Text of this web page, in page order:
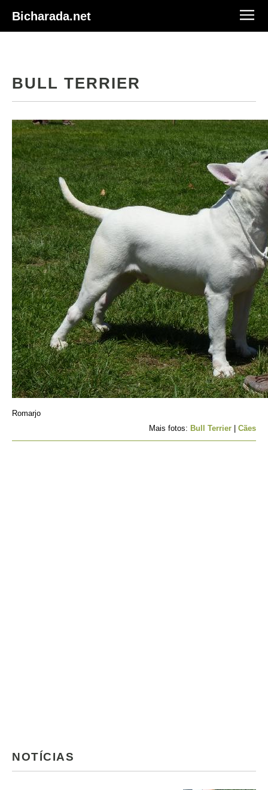
Bicharada.net
BULL TERRIER
Romarjo
Mais fotos: Bull Terrier Cães
NOTÍCIAS